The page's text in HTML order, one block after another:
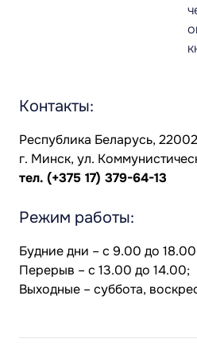
Контакты:
Республика Беларусь,
г. Минск, ул.
тел. (+375 17) 379-64-13
Режим работы:
Будние дни – с 9.00 до
Перерыв – с 13.00 до 14.00;
Выходные – суббота,